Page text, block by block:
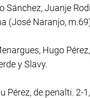
Juanje
(José Naranjo,
Hugo
y Slavy.
Pérez, de penalti.